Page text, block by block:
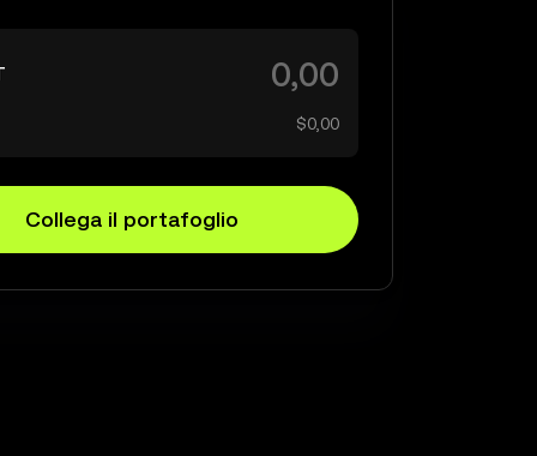
$0,00
Collega il portafoglio